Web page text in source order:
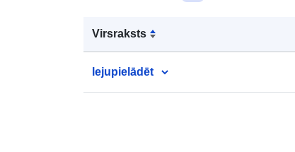
Virsraksts
lejupielādēt